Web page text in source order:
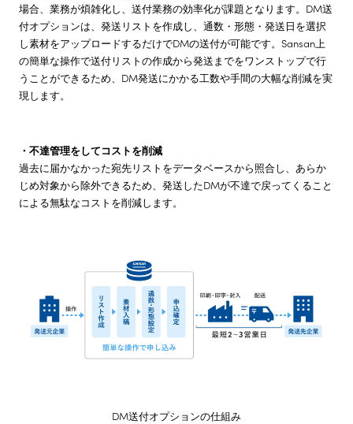
場合、業務が煩雑化し、送付業務の効率化が課題となります。DM送
付オプションは、発送リストを作成し、通数・形態・発送日を選択
し素材をアップロードするだけでDMの送付が可能です。Sansan上
の簡単な操作で送付リストの作成から発送までをワンストップで行
うことができるため、DM発送にかかる工数や手間の大幅な削減を実
現します。
・不達管理をしてコストを削減
過去に届かなかった宛先リストをデータベースから照合し、あらか
じめ対象から除外できるため、発送したDMが不達で戻ってくること
による無駄なコストを削減します。
DM送付オプションの仕組み